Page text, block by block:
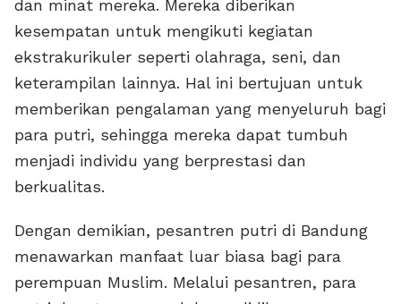
dan minat mereka. Mereka diberikan
kesempatan untuk mengikuti kegiatan
ekstrakurikuler seperti olahraga, seni, dan
keterampilan lainnya. Hal ini bertujuan untuk
memberikan pengalaman yang menyeluruh bagi
para putri, sehingga mereka dapat tumbuh
menjadi individu yang berprestasi dan
berkualitas.
Dengan demikian, pesantren putri di Bandung
menawarkan manfaat luar biasa bagi para
perempuan Muslim. Melalui pesantren, para